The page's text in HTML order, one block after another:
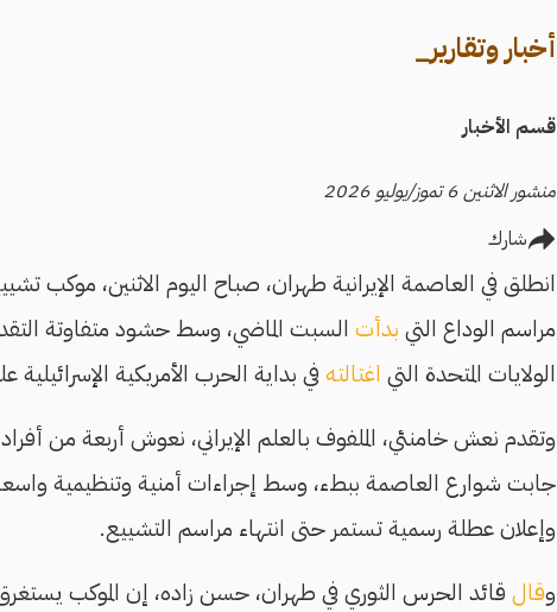
أخبار وتقارير_
قسم الأخبار
منشور الاثنين 6 تموز/يوليو 2026
شارك
انطلق في العاصمة الإيرانية طهران، صباح اليوم الاثنين، موكب
مراسم الوداع التي بدأتالسبت الماضي، وسط حشود متفاوتة
الولايات المتحدة التي اغتالتهفي بداية الحرب الأمريكية الإسرائيلية
وتقدم نعش خامنئي، الملفوف بالعلم الإيراني، نعوش أربعة من
جابت شوارع العاصمة ببطء، وسط إجراءات أمنية وتنظيمية
وإعلان عطلة رسمية تستمر حتى انتهاء مراسم التشييع.
وقال